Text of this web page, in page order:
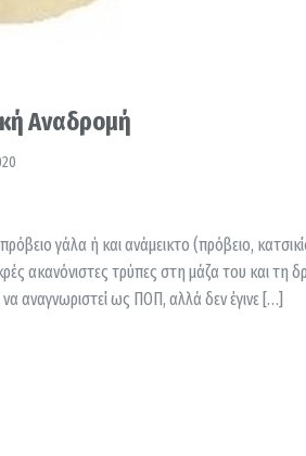
Αναδρομή
γάλα ή και ανάμεικτο (πρόβειο,
ακανόνιστες τρύπες στη μάζα του και τη
αναγνωριστεί ως ΠΟΠ, αλλά δεν έγινε […]